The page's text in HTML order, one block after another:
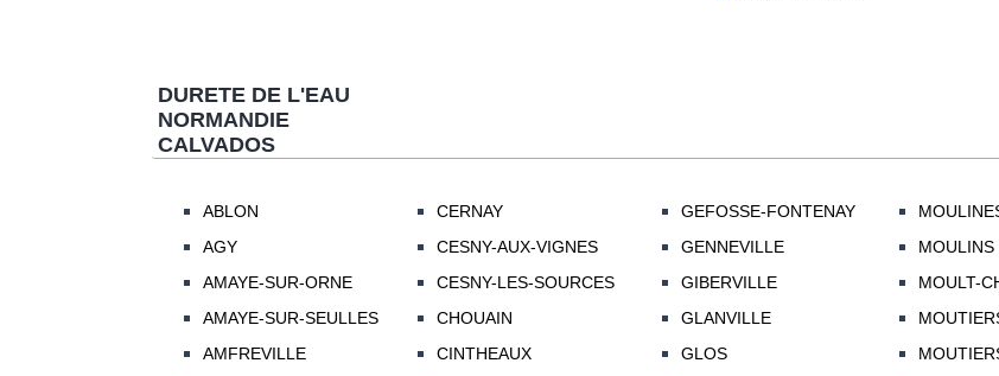
DURETE DE L'EAU
NORMANDIE
CALVADOS
ABLON
AGY
AMAYE-SUR-ORNE
AMAYE-SUR-SEULLES
AMFREVILLE
CERNAY
CESNY-AUX-VIGNES
CESNY-LES-SOURCES
CHOUAIN
CINTHEAUX
GEFOSSE-FONTENAY
GENNEVILLE
GIBERVILLE
GLANVILLE
GLOS
MOULINS
MOULT-